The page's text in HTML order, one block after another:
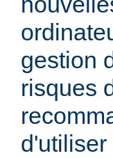
gestion
risques